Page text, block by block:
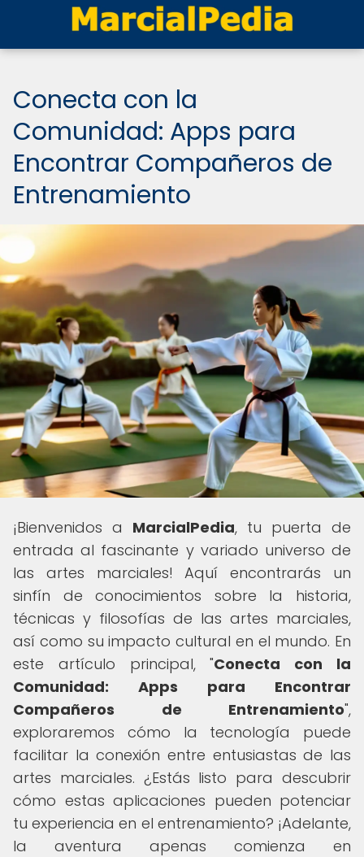
Conecta con la
Comunidad: Apps para
Encontrar Compañeros de
Entrenamiento
¡Bienvenidos a MarcialPedia, tu puerta de
entrada al fascinante y variado universo de
las artes marciales! Aquí encontrarás un
sinfín de conocimientos sobre la historia,
técnicas y filosofías de las artes marciales,
así como su impacto cultural en el mundo. En
este artículo principal, "Conecta con la
Comunidad: Apps para Encontrar
Compañeros de Entrenamiento",
exploraremos cómo la tecnología puede
facilitar la conexión entre entusiastas de las
artes marciales. ¿Estás listo para descubrir
cómo estas aplicaciones pueden potenciar
tu experiencia en el entrenamiento? ¡Adelante,
la aventura apenas comienza en